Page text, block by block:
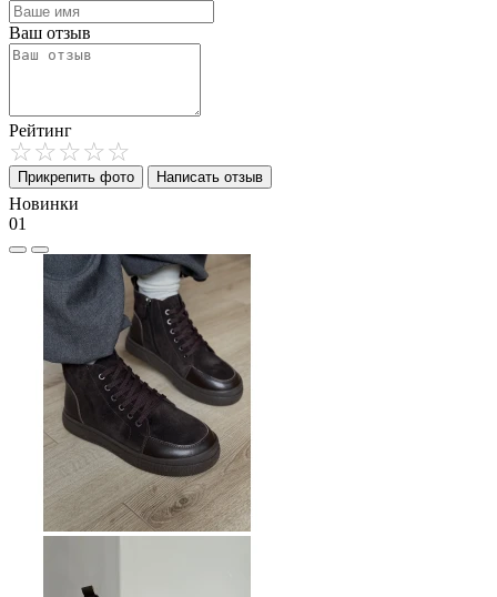
Ваш отзыв
Рейтинг
Прикрепить фото Написать отзыв
Новинки
01